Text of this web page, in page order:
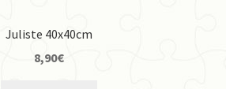
Juliste 40x40cm
8,90€